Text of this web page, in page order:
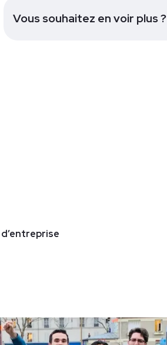
Vous souhaitez en voir plus ?
d’entreprise